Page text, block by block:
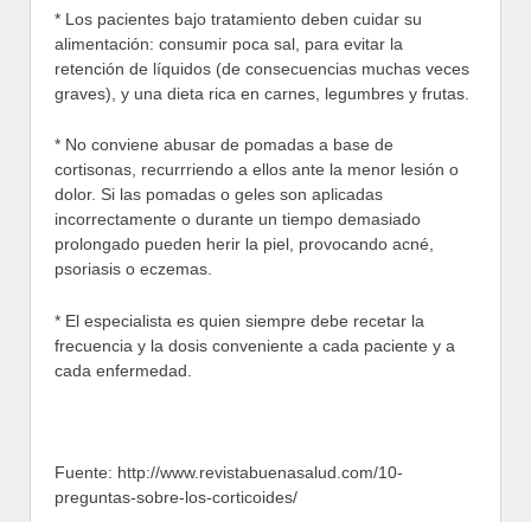
* Los pacientes bajo tratamiento deben cuidar su
alimentación: consumir poca sal, para evitar la
retención de líquidos (de consecuencias muchas veces
graves), y una dieta rica en carnes, legumbres y frutas.
* No conviene abusar de pomadas a base de
cortisonas, recurrriendo a ellos ante la menor lesión o
dolor. Si las pomadas o geles son aplicadas
incorrectamente o durante un tiempo demasiado
prolongado pueden herir la piel, provocando acné,
psoriasis o eczemas.
* El especialista es quien siempre debe recetar la
frecuencia y la dosis conveniente a cada paciente y a
cada enfermedad.
Fuente: http://www.revistabuenasalud.com/10-
preguntas-sobre-los-corticoides/